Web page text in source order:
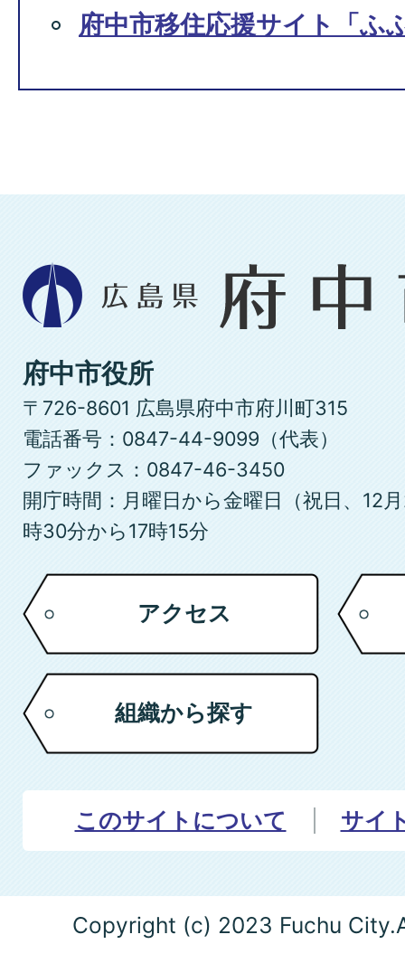
府中市移住応援サイト「ふ
広
島
県
府
中
市
府中市役所
〒726-8601 広島県府中市府川町315
電話番号：0847-44-9099（代表）
ファックス：0847-46-3450
開庁時間：月曜日から金曜日（祝日、12
時30分から17時15分
アクセス
組織から探す
このサイトについて サイ
Copyright (c) 2023 Fuchu